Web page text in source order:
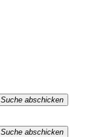
Suche abschicken
Suche abschicken